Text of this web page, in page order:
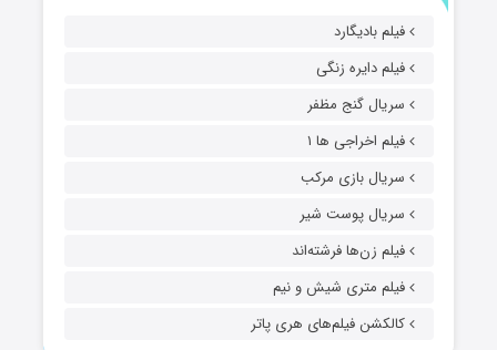
فیلم بادیگارد
فیلم دایره زنگی
سریال گنج مظفر
فیلم اخراجی ها ۱
سریال بازی مرکب
سریال پوست شیر
فیلم زن‌ها فرشته‌اند
فیلم متری شیش و نیم
کالکشن فیلم‌های هری پاتر